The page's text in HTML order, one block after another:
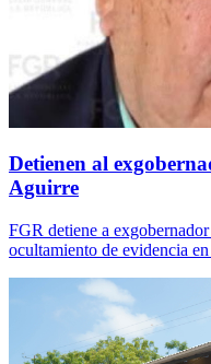
Detienen al
Aguirre
FGR detiene a
ocultamiento de evidencia